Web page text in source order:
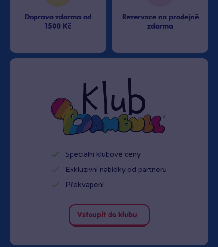
Doprava zdarma od
1500 Kč
Rezervace na prodejně
zdarma
Speciální klubové ceny
Exkluzivní nabídky od partnerů
Překvapení
Vstoupit do klubu